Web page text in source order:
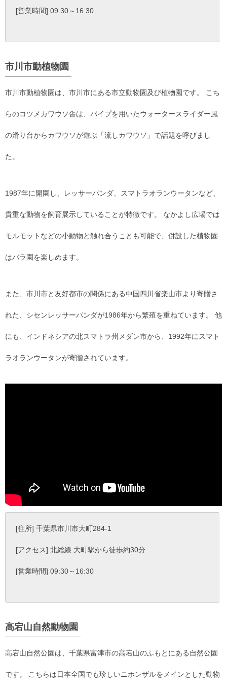
[営業時間] 09:30～16:30
市川市動植物園
市川市動植物園は、市川市にある市立動物園及び植物園です。 こち
らのコツメカワウソ舎は、パイプを用いたウォータースライダー風
の滑り台からカワウソが遊ぶ「流しカワウソ」で話題を呼びまし
た。
1987年に開園し、レッサーパンダ、スマトラオランウータンなど、
貴重な動物を飼育展示していることが特徴です。 なかよし広場では
モルモットなどの小動物と触れ合うことも可能で、併設した植物園
はバラ園を楽しめます。
また、市川市と友好都市の関係にある中国四川省楽山市より寄贈さ
れた、シセンレッサーパンダが1986年から繁殖を重ねています。 他
にも、インドネシアの北スマトラ州メダン市から、1992年にスマト
ラオランウータンが寄贈されています。
[住所] 千葉県市川市大町284-1
[アクセス] 北総線 大町駅から徒歩約30分
[営業時間] 09:30～16:30
高宕山自然動物園
高宕山自然公園は、千葉県富津市の高宕山のふもとにある自然公園
です。 こちらは日本全国でも珍しいニホンザルをメインとした動物